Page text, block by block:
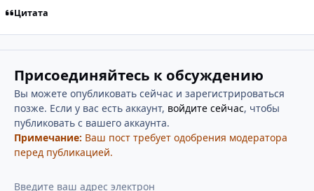
Цитата
Присоединяйтесь к обсуждению
Вы можете опубликовать сейчас и зарегистрироваться
позже. Если у вас есть аккаунт, войдите сейчас, чтобы
публиковать с вашего аккаунта.
Примечание: Ваш пост требует одобрения модератора
перед публикацией.